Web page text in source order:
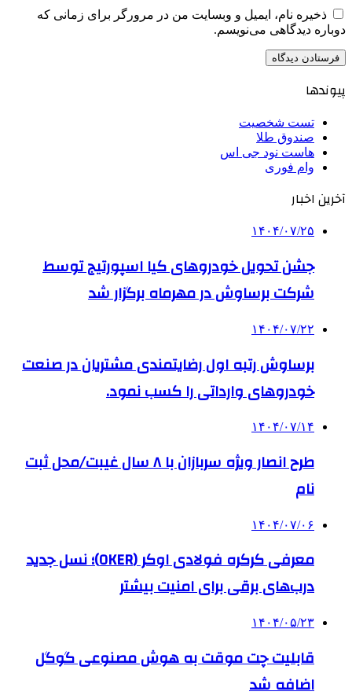
ذخیره نام، ایمیل و وبسایت من در مرورگر برای زمانی که
دوباره دیدگاهی می‌نویسم.
پیوندها
تست شخصیت
صندوق طلا
هاست نود جی اس
وام فوری
آخرین اخبار
۱۴۰۴/۰۷/۲۵
جشن تحویل خودروهای کیا اسپورتیج توسط
شرکت برساوش در مهرماه برگزار شد
۱۴۰۴/۰۷/۲۲
برساوش رتبه اول رضایتمندی مشتریان در صنعت
خودروهای وارداتی را کسب نمود.
۱۴۰۴/۰۷/۱۴
طرح انصار ویژه سربازان با ۸ سال غیبت/محل ثبت
نام
۱۴۰۴/۰۷/۰۶
معرفی کرکره فولادی اوکر (OKER)؛ نسل جدید
درب‌های برقی برای امنیت بیشتر
۱۴۰۴/۰۵/۲۳
قابلیت چت موقت به هوش مصنوعی گوگل
اضافه شد